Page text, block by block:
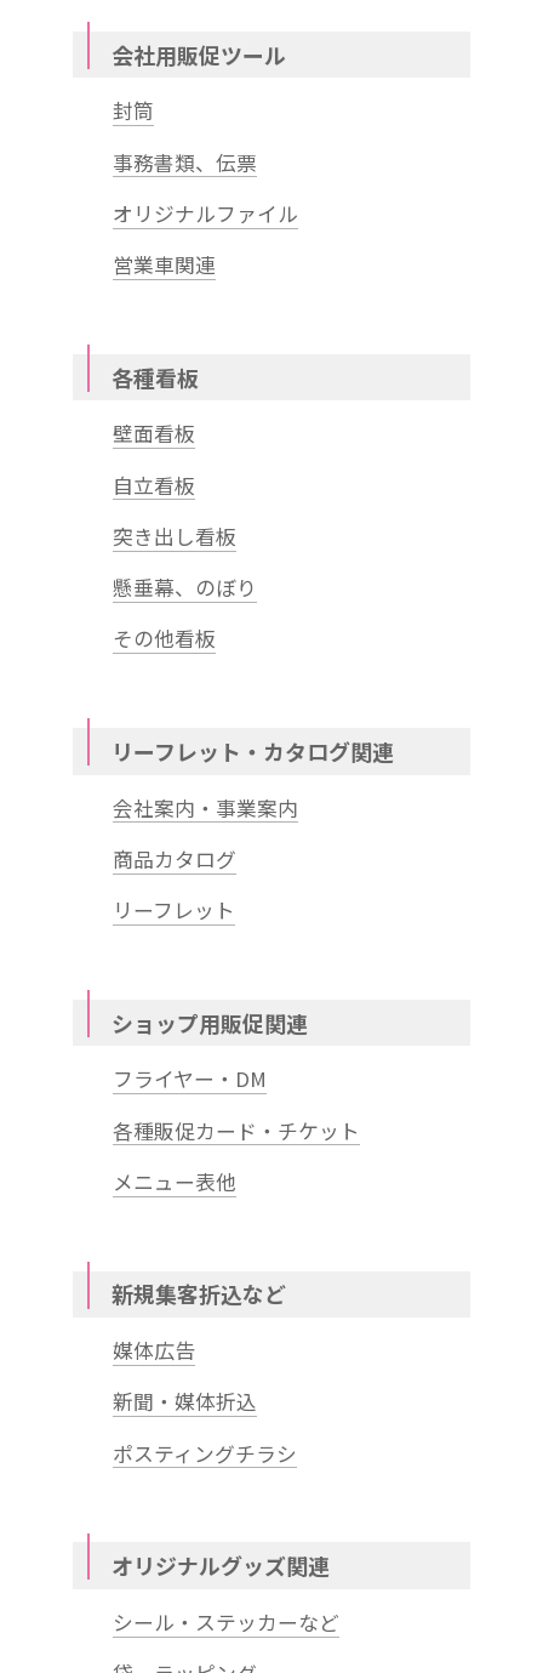
会社用販促ツール
封筒
事務書類、伝票
オリジナルファイル
営業車関連
各種看板
壁面看板
自立看板
突き出し看板
懸垂幕、のぼり
その他看板
リーフレット・カタログ関連
会社案内・事業案内
商品カタログ
リーフレット
ショップ用販促関連
フライヤー・DM
各種販促カード・チケット
メニュー表他
新規集客折込など
媒体広告
新聞・媒体折込
ポスティングチラシ
オリジナルグッズ関連
シール・ステッカーなど